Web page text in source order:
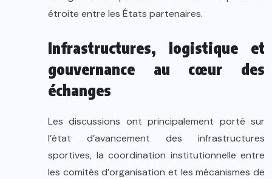
étroite entre les États partenaires.
Infrastructures, logistique et
gouvernance au cœur des
échanges
Les discussions ont principalement porté sur
l’état d’avancement des infrastructures
sportives, la coordination institutionnelle entre
les comités d’organisation et les mécanismes de